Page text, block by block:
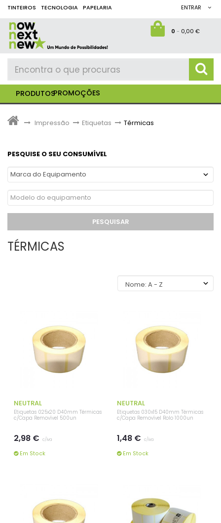
TINTEIROS TECNOLOGIA PAPELARIA ENTRAR
0- 0,00 €
PRODUTOSPROMOÇÕES
> Impressão > Etiquetas > Térmicas
PESQUISE O SEU CONSUMÍVEL
PESQUISAR
TÉRMICAS
NEUTRAL
Etiquetas 025x20 D40mm Térmicas
c/Capa Removível 500un
2,98 € c/iva
Em Stock
NEUTRAL
Etiquetas 030x15 D40mm Térmicas
c/Capa Removível Rolo 1000un
1,48 € c/iva
Em Stock